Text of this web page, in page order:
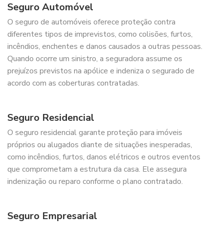
Seguro Automóvel
O seguro de automóveis oferece proteção contra
diferentes tipos de imprevistos, como colisões, furtos,
incêndios, enchentes e danos causados a outras pessoas.
Quando ocorre um sinistro, a seguradora assume os
prejuízos previstos na apólice e indeniza o segurado de
acordo com as coberturas contratadas.
Seguro Residencial
O seguro residencial garante proteção para imóveis
próprios ou alugados diante de situações inesperadas,
como incêndios, furtos, danos elétricos e outros eventos
que comprometam a estrutura da casa. Ele assegura
indenização ou reparo conforme o plano contratado.
Seguro Empresarial